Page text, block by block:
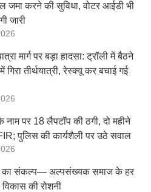
जमा करने की सुविधा, वोटर आईडी भी
जारी
मार्ग पर बड़ा हादसा: ट्रॉली में बैठने
तीर्थयात्री, रेस्क्यू कर बचाई गई
नाम पर 18 लैपटॉप की ठगी, दो महीने
पुलिस की कार्यशैली पर उठे सवाल
का संकल्प— अल्पसंख्यक समाज के हर
की रोशनी